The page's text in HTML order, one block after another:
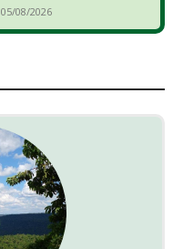
05/08/2026